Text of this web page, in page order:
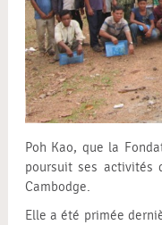
Poh Kao, que la
poursuit ses activités
Cambodge.
Elle a été primée